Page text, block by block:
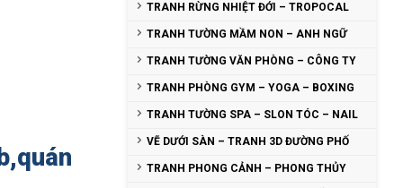
TRANH RỪNG NHIỆT ĐỚI – TROPOCAL
TRANH TƯỜNG MẦM NON – ANH NGỮ
TRANH TƯỜNG VĂN PHÒNG – CÔNG TY
TRANH PHÒNG GYM – YOGA – BOXING
TRANH TƯỜNG SPA – SLON TÓC – NAIL
VẼ DƯỚI SÀN – TRANH 3D ĐƯỜNG PHỐ
TRANH PHONG CẢNH – PHONG THỦY